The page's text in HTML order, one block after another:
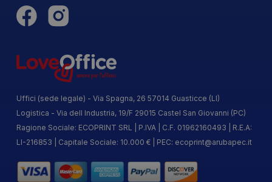
Uffici (sede legale) - Via Spagna, 26 57014 Guasticce (LI)
Logistica - Via dell Industria, 19/F 29015 Castel San Giovanni (PC)
Ragione Sociale: ECOPRINT SRL | P.IVA | C.F. 01962160493 | R.E.A:
LI-216853 | Capitale Sociale: 10.000 € | PEC: ecoprint@arubapec.it